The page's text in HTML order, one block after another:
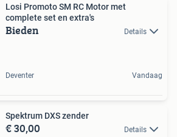
Losi Promoto SM RC Motor met
complete set en extra's
Bieden Details
Deventer Vandaag
Spektrum DXS zender
€ 30,00 Details